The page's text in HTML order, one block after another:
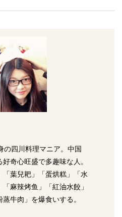
の四川料理マニア。中国
奇心旺盛で多趣味な人。
「葉兒耙」「蛋烘糕」「水
麻辣烤鱼」「紅油水餃」
牛肉」を爆食いする。